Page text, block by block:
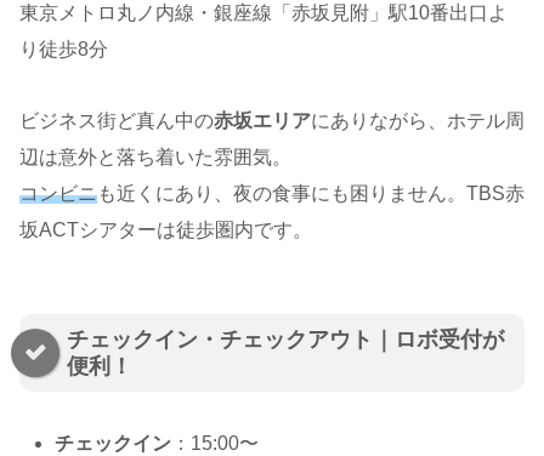
東京メトロ丸ノ内線・銀座線「赤坂見附」駅10番出口よ
り徒歩8分
ビジネス街ど真ん中の赤坂エリアにありながら、ホテル周
辺は意外と落ち着いた雰囲気。
コンビニも近くにあり、夜の食事にも困りません。TBS赤
坂ACTシアターは徒歩圏内です。
チェックイン・チェックアウト｜ロボ受付が
便利！
チェックイン ：15:00〜